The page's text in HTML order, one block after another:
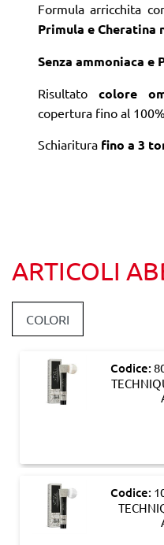
Formula arricchita
Primula e Cheratina
Senza ammoniaca e
Risultato colore
copertura fino al 100%
Schiaritura fino a 3
ARTICOLI
COLORI
Codice:
Codice: